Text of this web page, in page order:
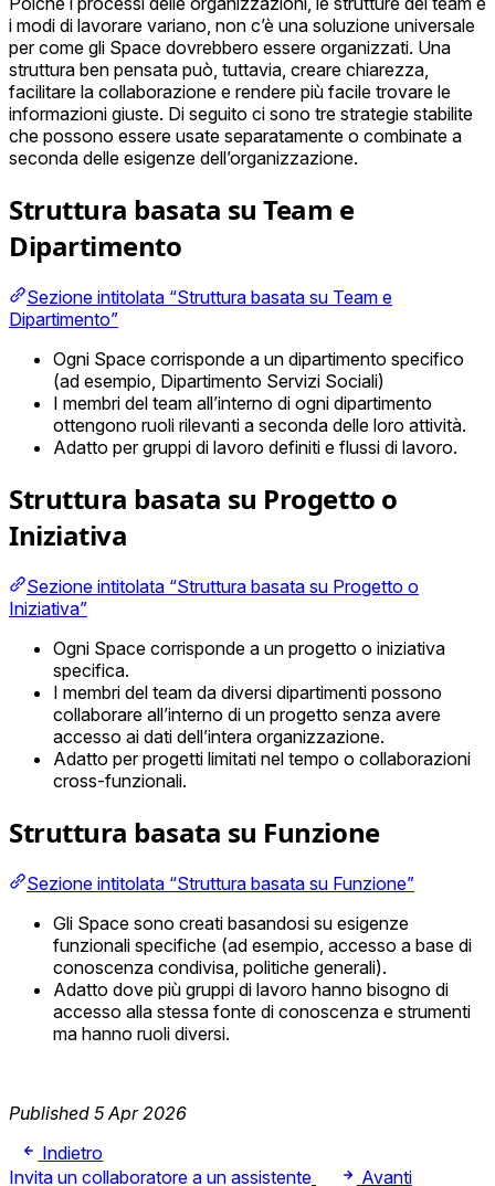
i modi di lavorare variano, non c’è una soluzione universale
per come gli Space dovrebbero essere organizzati. Una
struttura ben pensata può, tuttavia, creare chiarezza,
facilitare la collaborazione e rendere più facile trovare le
informazioni giuste. Di seguito ci sono tre strategie stabilite
che possono essere usate separatamente o combinate a
seconda delle esigenze dell’organizzazione.
Struttura basata su Team e
Dipartimento
Sezione intitolata “Struttura basata su Team e
Dipartimento”
Ogni Space corrisponde a un dipartimento specifico
(ad esempio, Dipartimento Servizi Sociali)
I membri del team all’interno di ogni dipartimento
ottengono ruoli rilevanti a seconda delle loro attività.
Adatto per gruppi di lavoro definiti e flussi di lavoro.
Struttura basata su Progetto o
Iniziativa
Sezione intitolata “Struttura basata su Progetto o
Iniziativa”
Ogni Space corrisponde a un progetto o iniziativa
specifica.
I membri del team da diversi dipartimenti possono
collaborare all’interno di un progetto senza avere
accesso ai dati dell’intera organizzazione.
Adatto per progetti limitati nel tempo o collaborazioni
cross-funzionali.
Struttura basata su Funzione
Sezione intitolata “Struttura basata su Funzione”
Gli Space sono creati basandosi su esigenze
funzionali specifiche (ad esempio, accesso a base di
conoscenza condivisa, politiche generali).
Adatto dove più gruppi di lavoro hanno bisogno di
accesso alla stessa fonte di conoscenza e strumenti
ma hanno ruoli diversi.
Published 5 Apr 2026
Indietro
Invita un collaboratore a un assistente
Avanti